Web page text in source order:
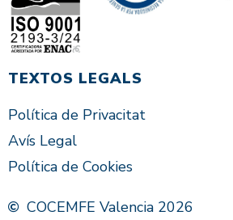
TEXTOS LEGALS
Política de Privacitat
Avís Legal
Política de Cookies
COCEMFE Valencia 2026